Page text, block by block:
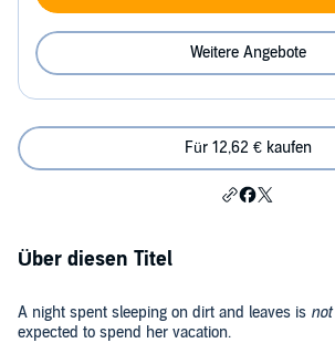
Weitere Angebote
Für 12,62 € kaufen
Über diesen Titel
A night spent sleeping on dirt and leaves is not
expected to spend her vacation.